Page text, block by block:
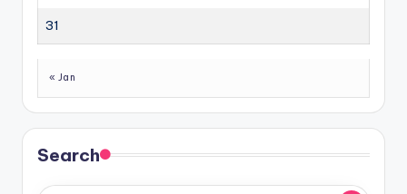
31
« Jan
Search